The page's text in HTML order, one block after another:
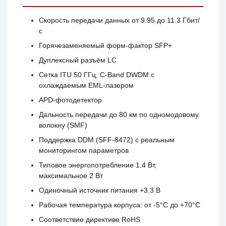
Скорость передачи данных от 9.95 до 11.3 Гбит/
с
Горячезаменяемый форм-фактор SFP+
Дуплексный разъём LC
Сетка ITU 50 ГГц, C-Band DWDM с
охлаждаемым EML-лазером
APD-фотодетектор
Дальность передачи до 80 км по одномодовому
волокну (SMF)
Поддержка DDM (SFF-8472) с реальным
мониторингом параметров
Типовое энергопотребление 1.4 Вт,
максимальное 2 Вт
Одиночный источник питания +3.3 В
Рабочая температура корпуса: от -5°C до +70°C
Соответствие директиве RoHS